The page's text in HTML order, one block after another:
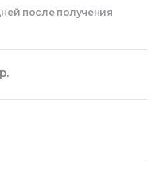
после получения